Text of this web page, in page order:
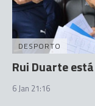
DESPORTO
Rui Duarte
6 Jan 21:16